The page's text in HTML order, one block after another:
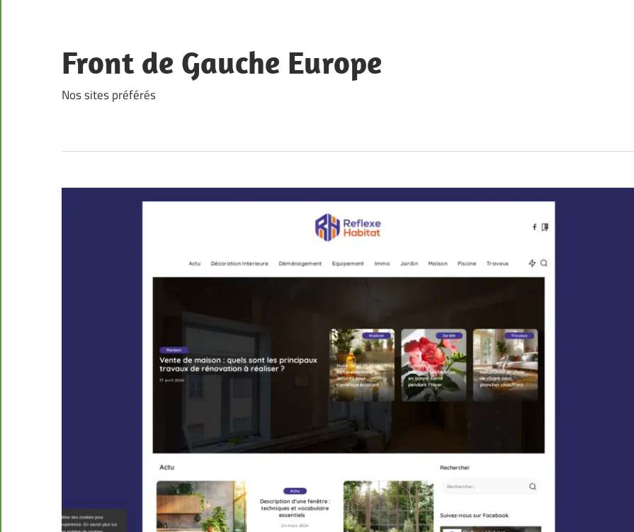
content
Front de Gauche Europe
Nos sites préférés